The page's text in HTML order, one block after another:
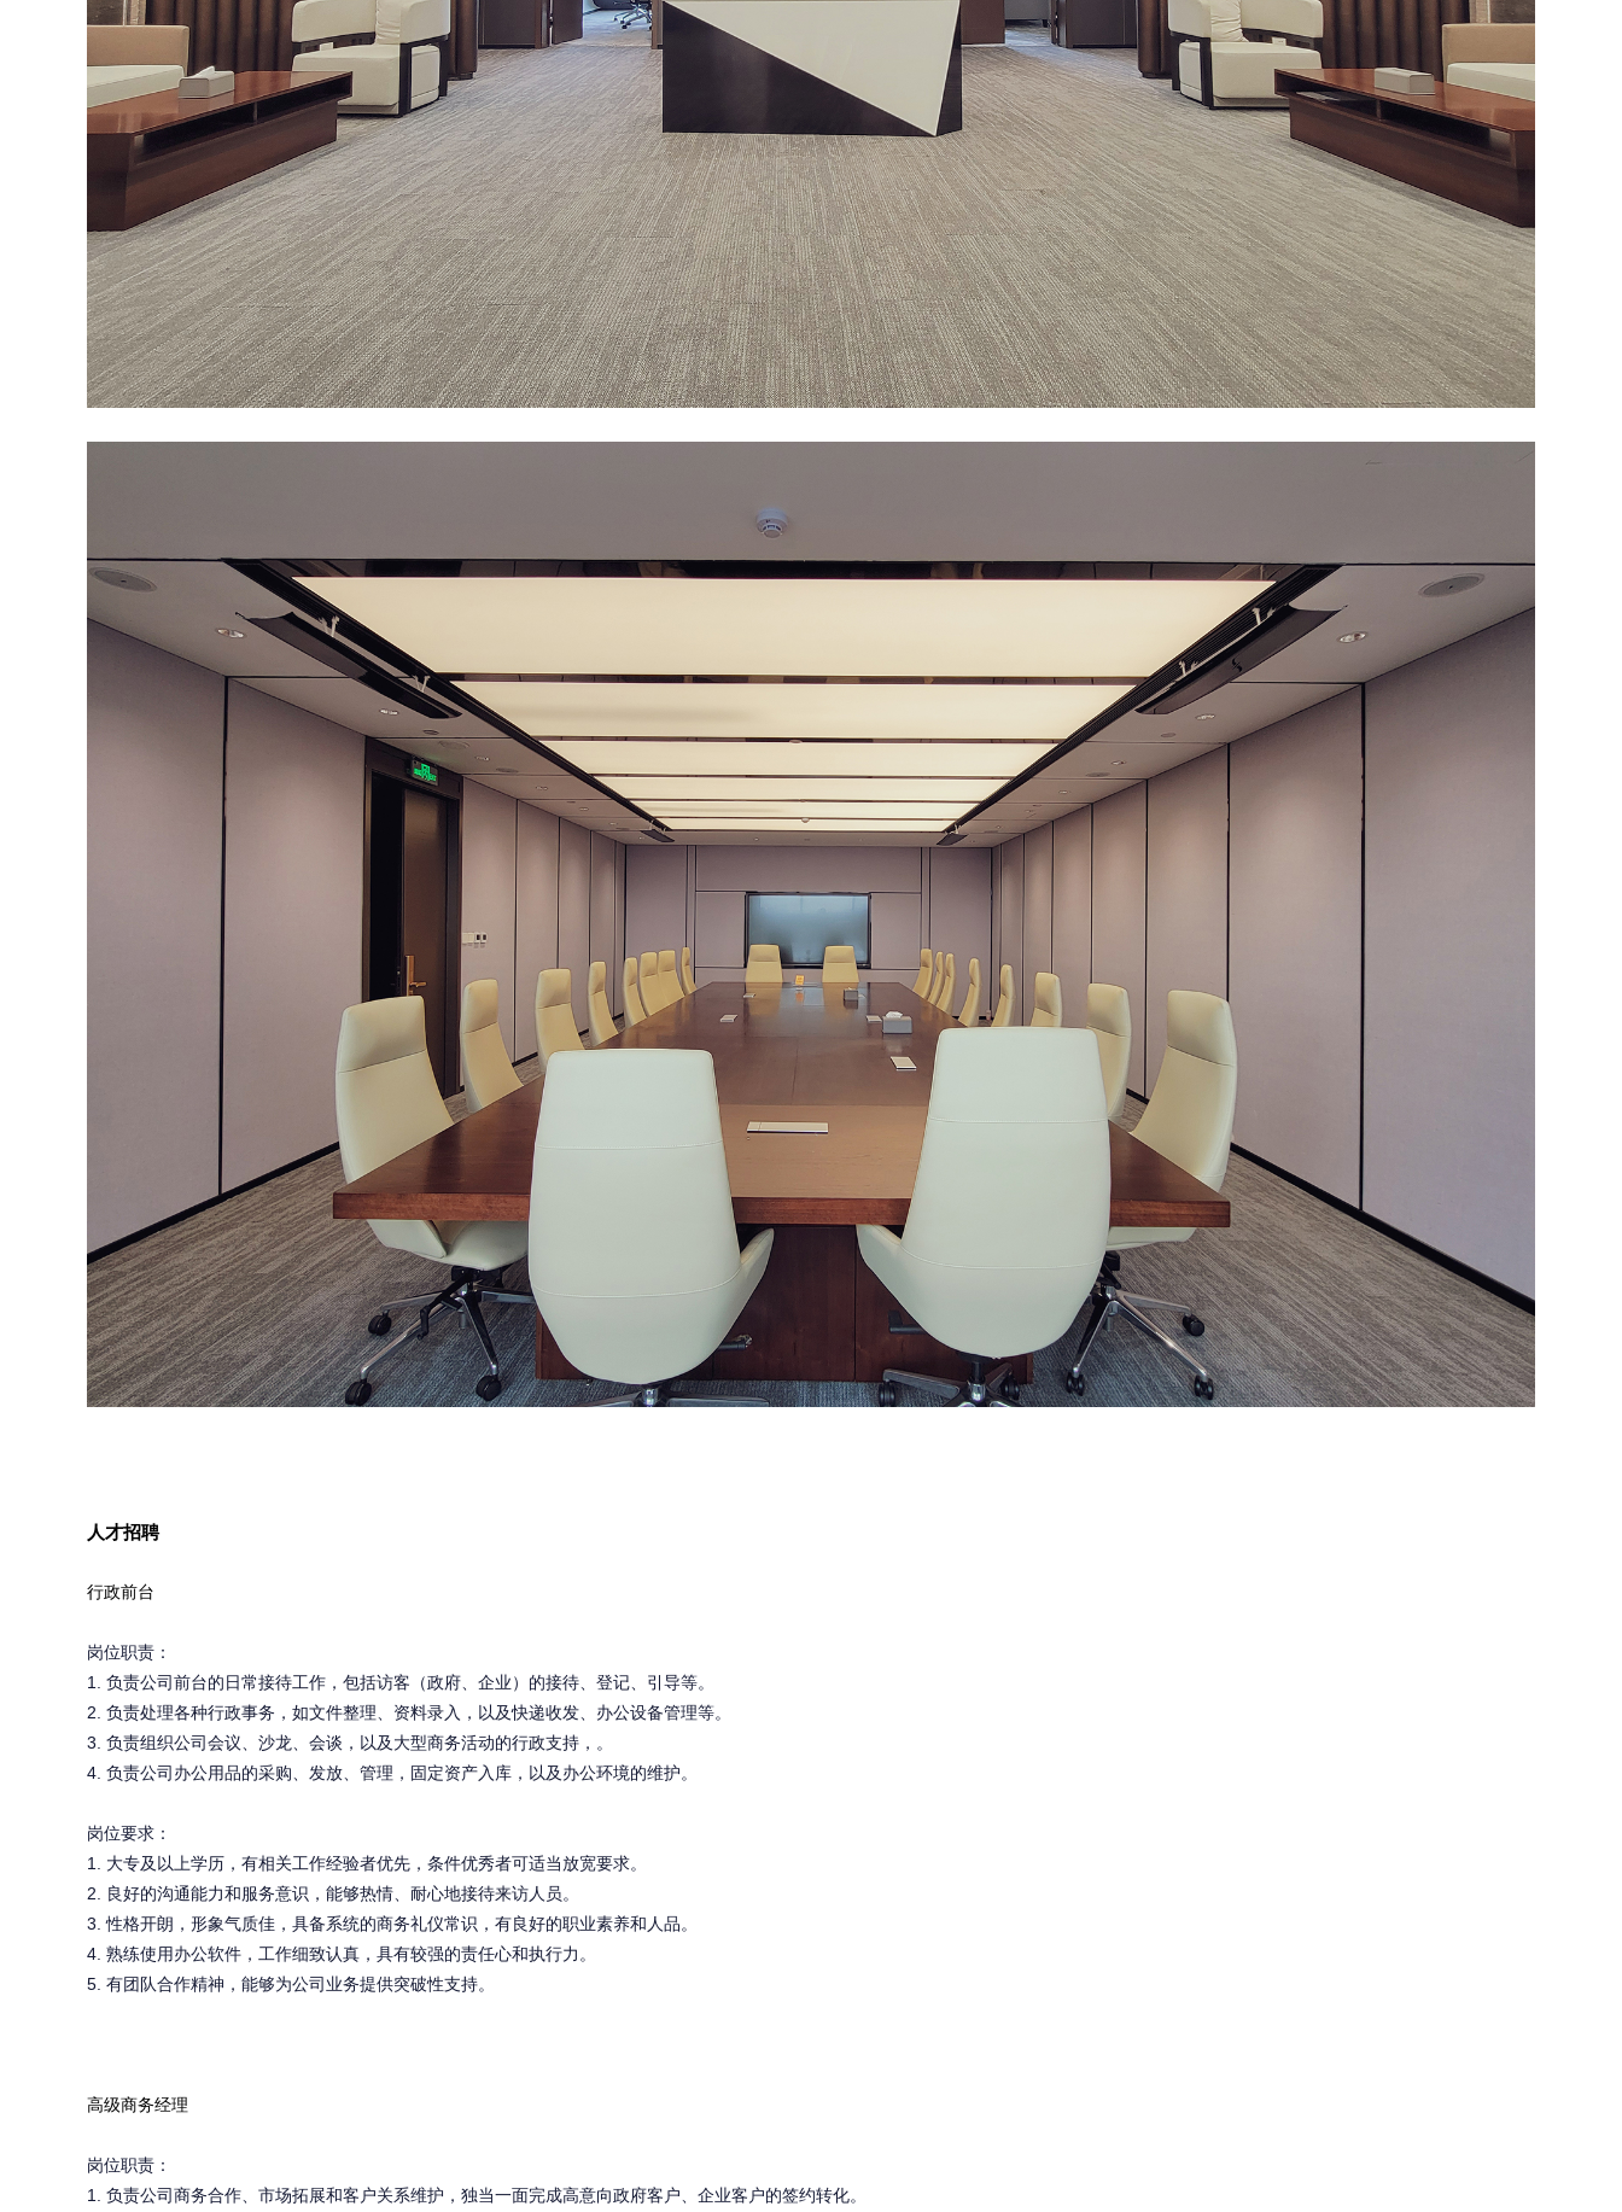
人才招聘
行政前台
岗位职责：
1. 负责公司前台的日常接待工作，包括访客（政府、企业）的接待、登记、引导等。
2. 负责处理各种行政事务，如文件整理、资料录入，以及快递收发、办公设备管理等。
3. 负责组织公司会议、沙龙、会谈，以及大型商务活动的行政支持，。
4. 负责公司办公用品的采购、发放、管理，固定资产入库，以及办公环境的维护。
岗位要求：
1. 大专及以上学历，有相关工作经验者优先，条件优秀者可适当放宽要求。
2. 良好的沟通能力和服务意识，能够热情、耐心地接待来访人员。
3.性格开朗，形象气质佳，具备系统的商务礼仪常识，有良好的职业素养和人品。
4. 熟练使用办公软件，工作细致认真，具有较强的责任心和执行力。
5. 有团队合作精神，能够为公司业务提供突破性支持。
高级商务经理
岗位职责：
1. 负责公司商务合作、市场拓展和客户关系维护，独当一面完成高意向政府客户、企业客户的签约转化。